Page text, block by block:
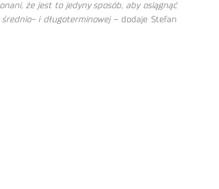
że jest to jedyny sposób, aby osiągnąć
i długoterminowej– dodaje Stefan